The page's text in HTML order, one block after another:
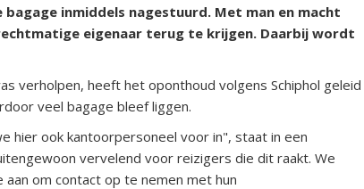
inmiddels nagestuurd. Met man en macht
eigenaar terug te krijgen. Daarbij wordt
verholpen, heeft het oponthoud volgens Schiphol geleid
veel bagage bleef liggen.
hier ook kantoorpersoneel voor in", staat in een
vervelend voor reizigers die dit raakt. We
om contact op te nemen met hun